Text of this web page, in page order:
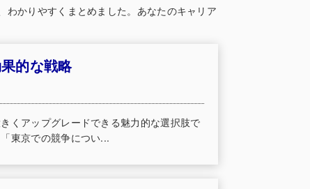
かりやすくまとめました。あなたのキャリア
的な戦略
くアップグレードできる魅力的な選択肢で
東京での競争につい...